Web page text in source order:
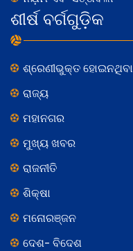
ଶୀର୍ଷ ବର୍ଗଗୁଡ଼ିକ
ଶ୍ରେଣୀଭୁକ୍ତ ହୋଇନଥିବା
ରାଜ୍ୟ
ମହାନଗର
ମୁଖ୍ୟ ଖବର
ରାଜନୀତି
ଶିକ୍ଷା
ମନୋରଞ୍ଜନ
ଦେଶ- ବିଦେଶ